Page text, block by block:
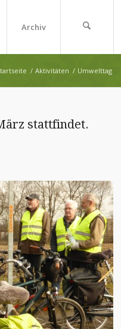
Archiv
/ Aktivitäten / Umwelttag
stattfindet.